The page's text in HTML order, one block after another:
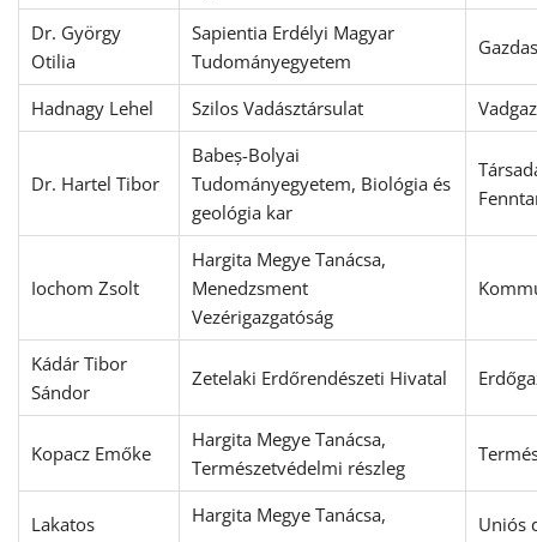
Dr. György
Otilia
Sapientia Erdélyi Magyar
Tudományegyetem
Hadnagy Lehel Szilos Vadásztársulat
Dr. Hartel Tibor
Babeș-Bolyai
Tudományegyetem, Biológia és
geológia kar
Iochom Zsolt
Hargita Megye Tanácsa,
Menedzsment
Vezérigazgatóság
Kádár Tibor
Sándor
Zetelaki Erdőrendészeti Hivatal
Kopacz Emőke
Hargita Megye Tanácsa,
Természetvédelmi részleg
Lakatos
Hargita Megye Tanácsa,
Uniós